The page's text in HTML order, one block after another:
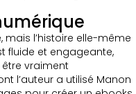
mais l’histoire elle-même
fluide et engageante,
être vraiment
l’auteur a utilisé Manon